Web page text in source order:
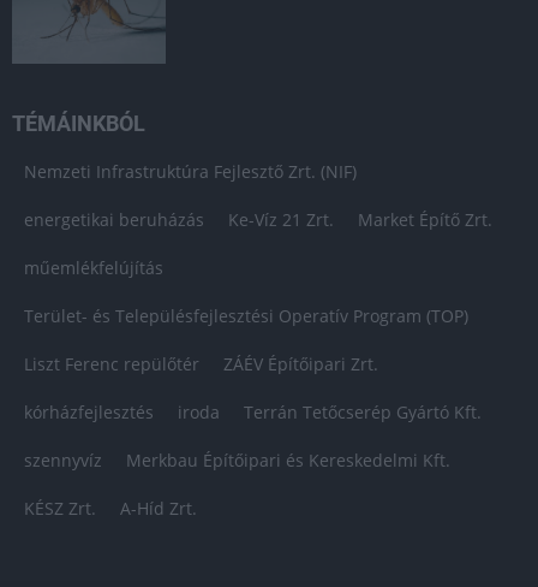
TÉMÁINKBÓL
Nemzeti Infrastruktúra Fejlesztő Zrt. (NIF)
energetikai beruházás Ke-Víz 21 Zrt. Market Építő Zrt.
műemlékfelújítás
Terület- és Településfejlesztési Operatív Program (TOP)
Liszt Ferenc repülőtér ZÁÉV Építőipari Zrt.
kórházfejlesztés iroda Terrán Tetőcserép Gyártó Kft.
szennyvíz Merkbau Építőipari és Kereskedelmi Kft.
KÉSZ Zrt. A-Híd Zrt.